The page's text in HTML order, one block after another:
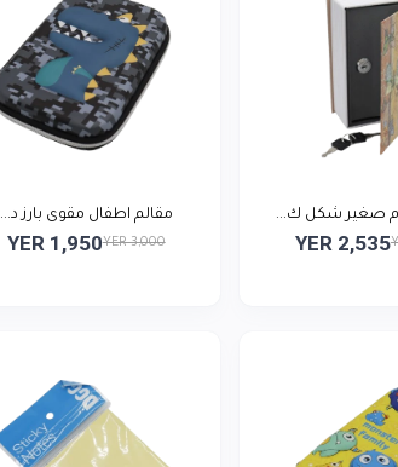
صغير شكل ك...
YER 2,535
مقالم اطفال مقوى بارز د...
YER 3,000
YER 1,950